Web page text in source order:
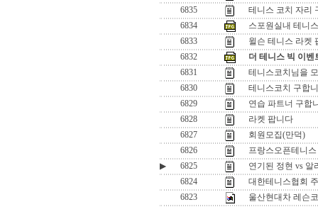
6835
테니스 코치 자리
6834
스포원실내 테니
6833
윌슨 테니스 라켓
6832
더 테니스 빅 이
6831
테니스코치님을
6830
테니스코치 구합
6829
연습 파트너 구합
6828
라켓 팝니다
6827
회원모집(만덕)
6826
프랑스오픈테니
▶
6825
연기된 정현 vs 알
6824
대한테니스협회
6823
울산현대차 레슨